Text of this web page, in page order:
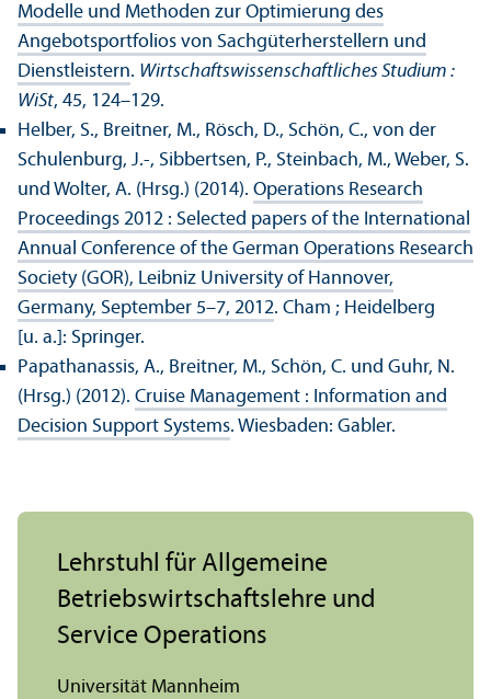
Modelle und Methoden zur Optimierung des
Angebotsportfolios von Sachgüterherstellern und
Dienstleistern. Wirtschafts­wissenschaft­liches Studium :
WiSt, 45, 124–129.
Helber, S., Breitner, M., Rösch, D., Schön, C., von der
Schulenburg, J.-, Sibbertsen, P., Steinbach, M., Weber, S.
und Wolter, A. (Hrsg.) (2014). Operations Research
Proceedings 2012 : Selected papers of the International
Annual Conference of the German Operations Research
Society (GOR), Leibniz University of Hannover,
Germany, September 5–7, 2012. Cham ; Heidelberg
[u. a.]: Springer.
Papathanassis, A., Breitner, M., Schön, C. und Guhr, N.
(Hrsg.) (2012). Cruise Management : Information and
Decision Support Systems. Wiesbaden: Gabler.
Lehr­stuhl für Allgemeine
Betriebs­wirtschafts­lehre und
Service Operations
Universität Mannheim